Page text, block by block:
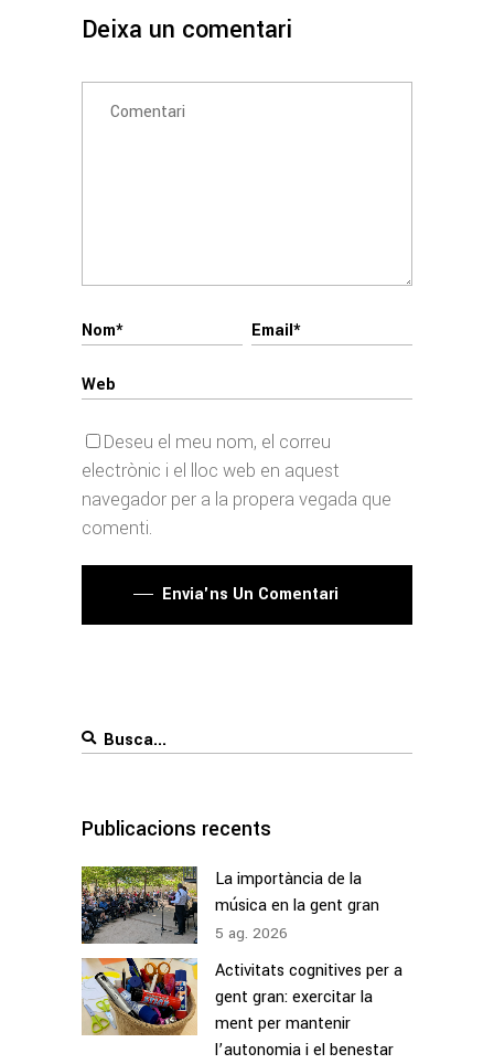
Deixa un comentari
Deseu el meu nom, el correu
electrònic i el lloc web en aquest
navegador per a la propera vegada que
comenti.
Envia'ns Un Comentari
Search
Publicacions recents
La importància de la
música en la gent gran
5 ag. 2026
Activitats cognitives per a
gent gran: exercitar la
ment per mantenir
l’autonomia i el benestar